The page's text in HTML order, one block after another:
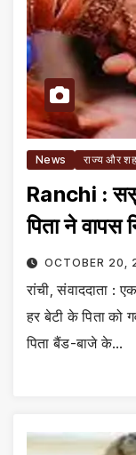
News राज्य और
Ranchi :
पिता ने वापस
OCTOBER 20,
रांची, संवाददाता :
हर बेटी के पिता को
पिता बैंड-बाजे के…